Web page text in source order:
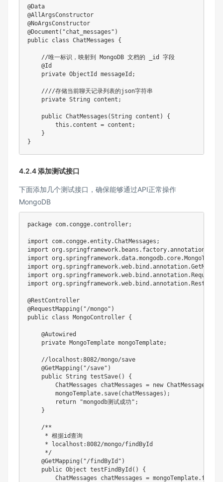
@Data
@AllArgsConstructor
@NoArgsConstructor
@Document("chat_messages")
public class ChatMessages {
    //唯一标识，映射到 MongoDB 文档的 _id 字段
    @Id
    private ObjectId messageId;
    ////存储当前聊天记录列表的json字符串
    private String content;
    public ChatMessages(String content) {
        this.content = content;
    }
}
4.2.4 添加测试接口
下面添加几个测试接口，确保能够通过API正常操作
MongoDB
package com.congge.controller;
import com.congge.entity.ChatMessages;
import
import
import
import
import
@RestController
@RequestMapping("/mongo")
public class MongoController {
    @Autowired
    private MongoTemplate mongoTemplate;
    //localhost:8082/mongo/save
    @GetMapping("/save")
    public String testSave() {
ChatMessages chatMessages = new ChatMessages("测
        mongoTemplate.save(chatMessages);
        return "mongodb测试成功";
    }
    /**
     * 根据id查询
     * localhost:8082/mongo/findById
     */
    @GetMapping("/findById")
    public Object testFindById() {
ChatMessages chatMessages =